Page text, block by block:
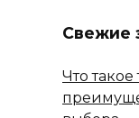
Свежие
Что